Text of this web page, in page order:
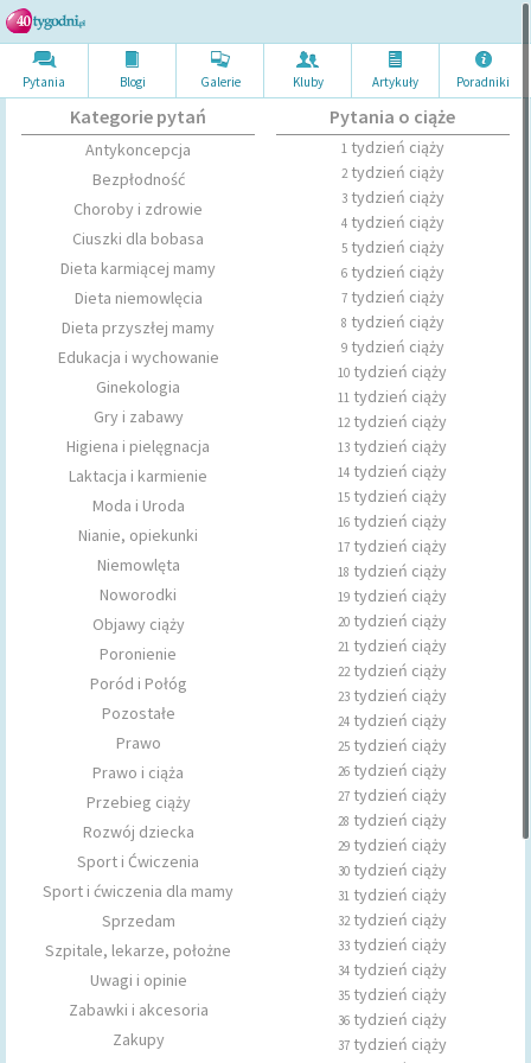
Pytania Blogi Galerie Kluby Artykuły Poradniki
Kategorie pytań
Antykoncepcja
Bezpłodność
Choroby i zdrowie
Ciuszki dla bobasa
Dieta karmiącej mamy
Dieta niemowlęcia
Dieta przyszłej mamy
Edukacja i wychowanie
Ginekologia
Gry i zabawy
Higiena i pielęgnacja
Laktacja i karmienie
Moda i Uroda
Nianie, opiekunki
Niemowlęta
Noworodki
Objawy ciąży
Poronienie
Poród i Połóg
Pozostałe
Prawo
Prawo i ciąża
Przebieg ciąży
Rozwój dziecka
Sport i Ćwiczenia
Sport i ćwiczenia dla mamy
Sprzedam
Szpitale, lekarze, położne
Uwagi i opinie
Zabawki i akcesoria
Zakupy
Pytania o ciąże
1tydzień ciąży
2tydzień ciąży
3tydzień ciąży
4tydzień ciąży
5tydzień ciąży
6tydzień ciąży
7tydzień ciąży
8 tydzień ciąży
9tydzień ciąży
10 tydzień ciąży
11 tydzień ciąży
12tydzień ciąży
13 tydzień ciąży
14 tydzień ciąży
15 tydzień ciąży
16 tydzień ciąży
17 tydzień ciąży
18 tydzień ciąży
19 tydzień ciąży
20 tydzień ciąży
21 tydzień ciąży
22tydzień ciąży
23 tydzień ciąży
24 tydzień ciąży
25 tydzień ciąży
26 tydzień ciąży
27 tydzień ciąży
28 tydzień ciąży
29 tydzień ciąży
30 tydzień ciąży
31 tydzień ciąży
32tydzień ciąży
33 tydzień ciąży
34 tydzień ciąży
35 tydzień ciąży
36 tydzień ciąży
37 tydzień ciąży